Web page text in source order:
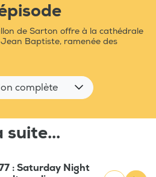
de Sarton offre à la cathédrale
Baptiste, ramenée des
complète
suite...
: Saturday Night